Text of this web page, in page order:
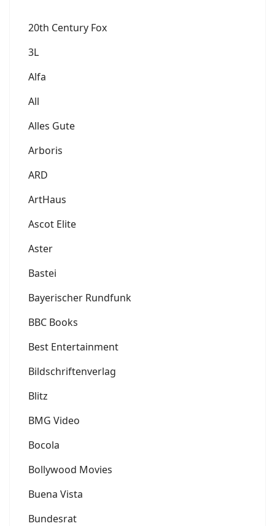
20th Century Fox
3L
Alfa
All
Alles Gute
Arboris
ARD
ArtHaus
Ascot Elite
Aster
Bastei
Bayerischer Rundfunk
BBC Books
Best Entertainment
Bildschriftenverlag
Blitz
BMG Video
Bocola
Bollywood Movies
Buena Vista
Bundesrat